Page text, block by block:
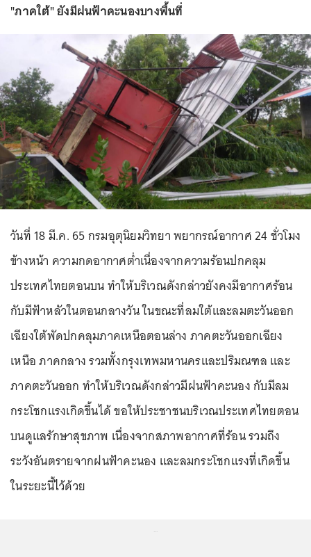
"ภาคใต้" ยังมีฝนฟ้าคะนองบางพื้นที่
วันที่ 18 มี.ค. 65 กรมอุตุนิยมวิทยา พยากรณ์อากาศ 24 ชั่วโมง
ข้างหน้า ความกดอากาศต่ำเนื่องจากความร้อนปกคลุม
ประเทศไทยตอนบน ทำให้บริเวณดังกล่าวยังคงมีอากาศร้อน
กับมีฟ้าหลัวในตอนกลางวัน ในขณะที่ลมใต้และลมตะวันออก
เฉียงใต้พัดปกคลุมภาคเหนือตอนล่าง ภาคตะวันออกเฉียง
เหนือ ภาคกลาง รวมทั้งกรุงเทพมหานครและปริมณฑล และ
ภาคตะวันออก ทำให้บริเวณดังกล่าวมีฝนฟ้าคะนอง กับมีลม
กระโชกแรงเกิดขึ้นได้ ขอให้ประชาชนบริเวณประเทศไทยตอน
บนดูแลรักษาสุขภาพ เนื่องจากสภาพอากาศที่ร้อน รวมถึง
ระวังอันตรายจากฝนฟ้าคะนอง และลมกระโชกแรงที่เกิดขึ้น
ในระยะนี้ไว้ด้วย